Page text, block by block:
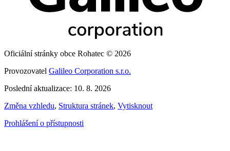
Oficiální stránky obce Rohatec © 2026
Provozovatel Galileo Corporation s.r.o.
Poslední aktualizace: 10. 8. 2026
Změna vzhledu, Struktura stránek, Vytisknout
Prohlášení o přístupnosti